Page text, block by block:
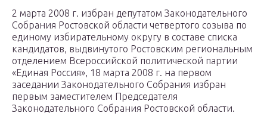
2 марта 2008 г. избран депутатом Законодательного
Собрания Ростовской области четвертого созыва по
единому избирательному округу в составе списка
кандидатов, выдвинутого Ростовским региональным
отделением Всероссийской политической партии
«Единая Россия», 18 марта 2008 г. на первом
заседании Законодательного Собрания избран
первым заместителем Председателя
Законодательного Собрания Ростовской области.